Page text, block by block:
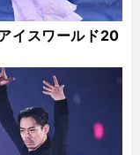
イスワールド20